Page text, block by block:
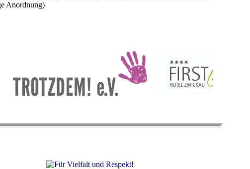
Anordnung)